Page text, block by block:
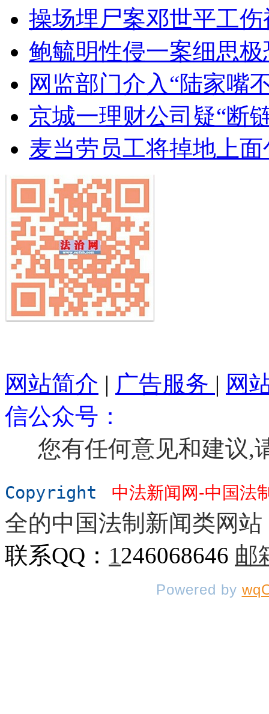
操场埋尸案邓世平工
鲍毓明性侵一案细思
网监部门介入“陆家嘴
京城一理财公司疑“断
麦当劳员工将掉地上
网站简介 | 广告服务 | 网
信公众号：
您有任何意见和建议,
Copyright 中法新闻网-中国法
全的中国法制新闻类网站
联系QQ： 1246068646 邮
Powered by